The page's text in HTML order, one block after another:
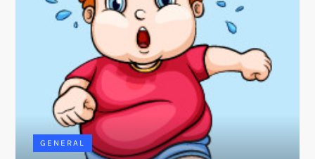
GENERAL